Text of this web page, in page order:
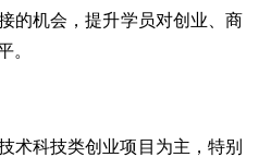
的机会，提升学员对创业、商
。
术科技类创业项目为主，特别